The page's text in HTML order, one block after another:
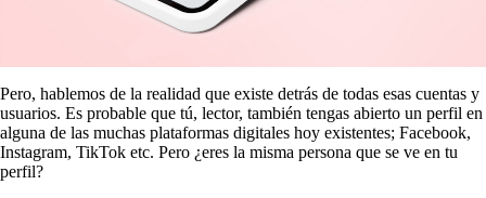
Pero, hablemos de la realidad que existe detrás de todas esas cuentas y
usuarios. Es probable que tú, lector, también tengas abierto un perfil en
alguna de las muchas plataformas digitales hoy existentes; Facebook,
Instagram, TikTok etc. Pero ¿eres la misma persona que se ve en tu
perfil?